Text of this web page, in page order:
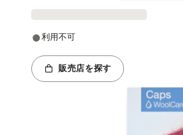
利用不可
販売店を探す